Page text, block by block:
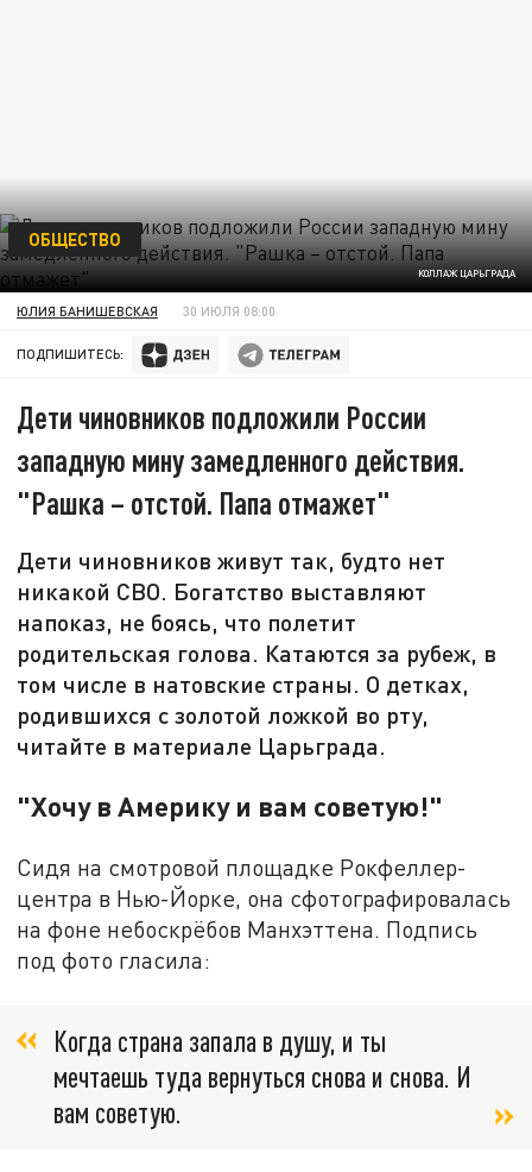
КОЛЛАЖ ЦАРЬГРАДА
ОБЩЕСТВО
ЮЛИЯ БАНИШЕВСКАЯ 30 ИЮЛЯ 08:00
ПОДПИШИТЕСЬ:
Дети чиновников подложили России
западную мину замедленного действия.
"Рашка – отстой. Папа отмажет"
Дети чиновников живут так, будто нет
никакой СВО. Богатство выставляют
напоказ, не боясь, что полетит
родительская голова. Катаются за рубеж, в
том числе в натовские страны. О детках,
родившихся с золотой ложкой во рту,
читайте в материале Царьграда.
"Хочу в Америку и вам советую!"
Сидя на смотровой площадке Рокфеллер-
центра в Нью-Йорке, она сфотографировалась
на фоне небоскрёбов Манхэттена. Подпись
под фото гласила:
Когда страна запала в душу, и ты
мечтаешь туда вернуться снова и снова. И
вам советую.